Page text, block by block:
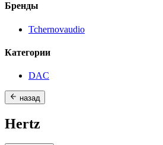
Бренды
Tchernovaudio
Категории
DAC
назад
Hertz